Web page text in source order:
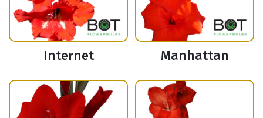
Internet Manhattan